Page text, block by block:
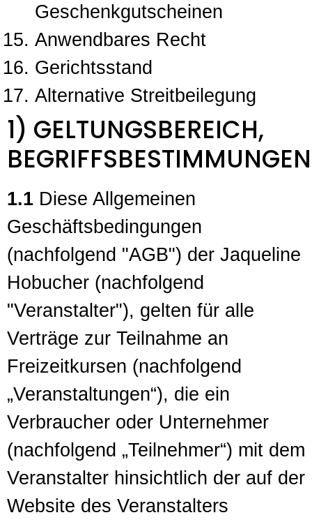
Geschenkgutscheinen
Anwendbares Recht
Gerichtsstand
Alternative Streitbeilegung
1) GELTUNGSBEREICH,
BEGRIFFSBESTIMMUNGEN
1.1 Diese Allgemeinen
Geschäftsbedingungen
(nachfolgend "AGB") der Jaqueline
Hobucher (nachfolgend
"Veranstalter"), gelten für alle
Verträge zur Teilnahme an
Freizeitkursen (nachfolgend
„Veranstaltungen“), die ein
Verbraucher oder Unternehmer
(nachfolgend „Teilnehmer“) mit dem
Veranstalter hinsichtlich der auf der
Website des Veranstalters